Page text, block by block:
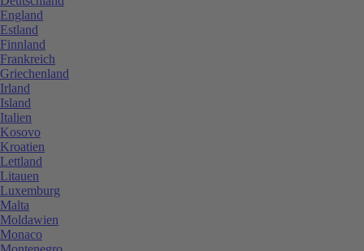
England
Estland
Finnland
Frankreich
Griechenland
Irland
Island
Italien
Kosovo
Kroatien
Lettland
Litauen
Luxemburg
Malta
Moldawien
Monaco